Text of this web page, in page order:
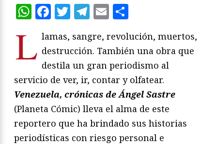
WhatsApp
Facebook
Twitter
Telegram
Email
L lamas, sangre, revolución, muertos,
destrucción. También una obra que
destila un gran periodismo al
servicio de ver, ir, contar y olfatear.
Venezuela, crónicas de Ángel Sastre
(Planeta Cómic) lleva el alma de este
reportero que ha brindado sus historias
periodísticas con riesgo personal e